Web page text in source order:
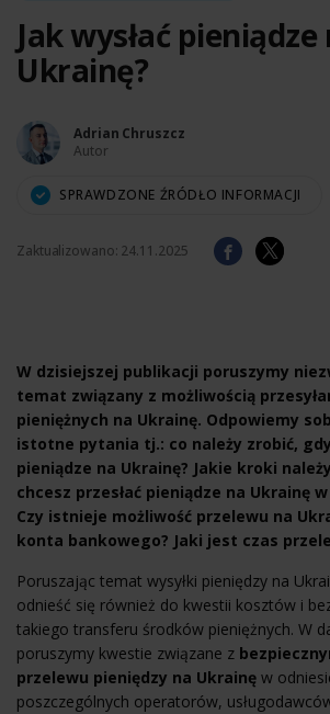
Jak wysłać pieniądze
Ukrainę?
Adrian Chruszcz
Autor
SPRAWDZONE ŹRÓDŁO INFORMACJI
Zaktualizowano: 24.11.2025
W dzisiejszej publikacji poruszymy
temat związany z możliwością
pieniężnych na Ukrainę. Odpowiemy
istotne pytania tj.: co należy zrobić,
pieniądze na Ukrainę? Jakie kroki
chcesz przesłać pieniądze na Ukrainę
Czy istnieje możliwość przelewu na
konta bankowego? Jaki jest czas
Poruszając temat wysyłki pieniędzy na
odnieść się również do kwestii kosztów i
takiego transferu środków pieniężnych. W
poruszymy kwestie związane z
przelewu pieniędzy na Ukrainę w
poszczególnych operatorów,